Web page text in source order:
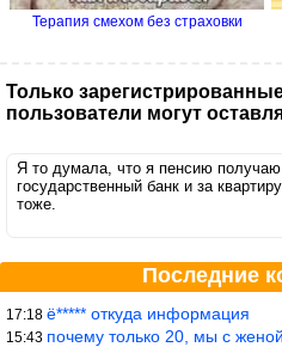
Терапия смехом без страховки
Только
пользователи могут
Я то думала, что я пенсию получаю
государственный банк и за
тоже.
Последние
17:18 ё***** откуда информация
15:43 почему только 20, мы с женой